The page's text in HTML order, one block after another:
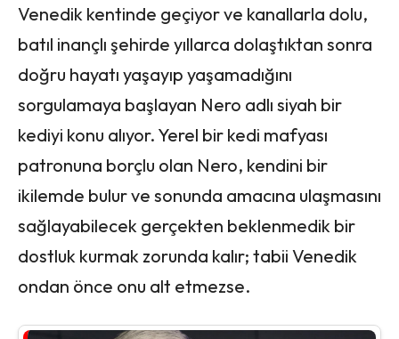
Venedik kentinde geçiyor ve kanallarla dolu,
batıl inançlı şehirde yıllarca dolaştıktan sonra
doğru hayatı yaşayıp yaşamadığını
sorgulamaya başlayan Nero adlı siyah bir
kediyi konu alıyor. Yerel bir kedi mafyası
patronuna borçlu olan Nero, kendini bir
ikilemde bulur ve sonunda amacına ulaşmasını
sağlayabilecek gerçekten beklenmedik bir
dostluk kurmak zorunda kalır; tabii Venedik
ondan önce onu alt etmezse.